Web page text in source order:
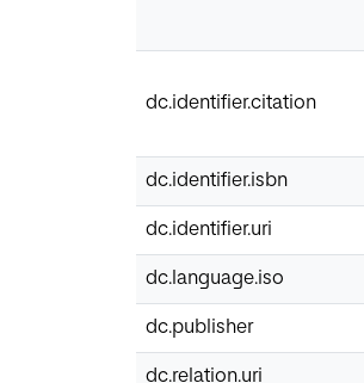
dc.identifier.citation
dc.identifier.isbn
dc.identifier.uri
dc.language.iso
dc.publisher
dc.relation.uri